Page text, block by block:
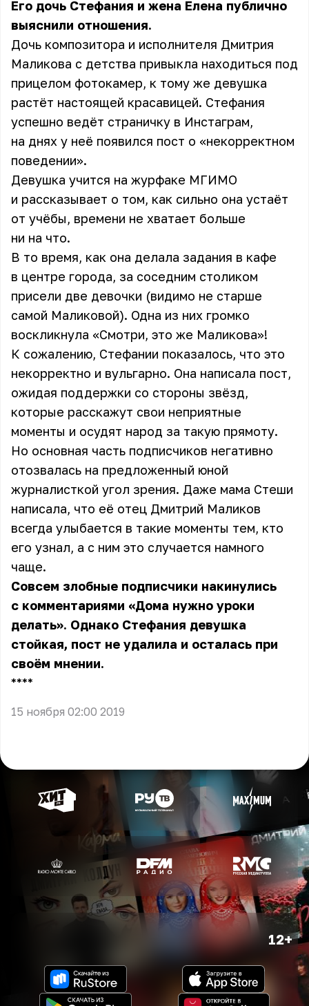
Его дочь Стефания и жена Елена публично
выяснили отношения.
Дочь композитора и исполнителя Дмитрия
Маликова с детства привыкла находиться под
прицелом фотокамер, к тому же девушка
растёт настоящей красавицей. Стефания
успешно ведёт страничку в Инстаграм,
на днях у неё появился пост о «некорректном
поведении».
Девушка учится на журфаке МГИМО
и рассказывает о том, как сильно она устаёт
от учёбы, времени не хватает больше
ни на что.
В то время, как она делала задания в кафе
в центре города, за соседним столиком
присели две девочки (видимо не старше
самой Маликовой). Одна из них громко
воскликнула «Смотри, это же Маликова»!
К сожалению, Стефании показалось, что это
некорректно и вульгарно. Она написала пост,
ожидая поддержки со стороны звёзд,
которые расскажут свои неприятные
моменты и осудят народ за такую прямоту.
Но основная часть подписчиков негативно
отозвалась на предложенный юной
журналисткой угол зрения. Даже мама Стеши
написала, что её отец Дмитрий Маликов
всегда улыбается в такие моменты тем, кто
его узнал, а с ним это случается намного
чаще.
Совсем злобные подписчики накинулись
с комментариями «Дома нужно уроки
делать». Однако Стефания девушка
стойкая, пост не удалила и осталась при
своём мнении.
** **
15 ноября 02:00 2019
12+